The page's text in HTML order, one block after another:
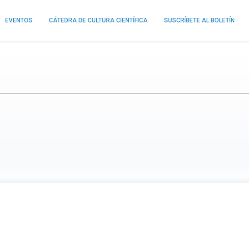
EVENTOS CÁTEDRA DE CULTURA CIENTÍFICA SUSCRÍBETE AL BOLETÍN